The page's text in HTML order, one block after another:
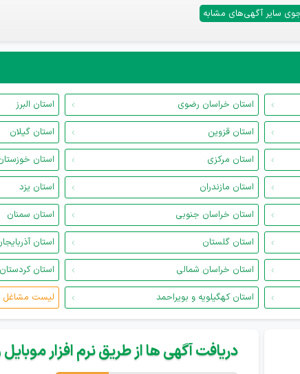
سایر آگهی‌های مشابه
استان خراسان رضوی
استان البرز
استان قزوین
استان گیلان
استان مرکزی
استان
استان مازندران
استان یزد
استان خراسان جنوبی
استان سمنان
استان گلستان
استان
استان خراسان شمالی
استان کردستان
استان کهگیلویه و بویراحمد لیست مشاغل
دریافت آگهی ها از طریق نرم افزار